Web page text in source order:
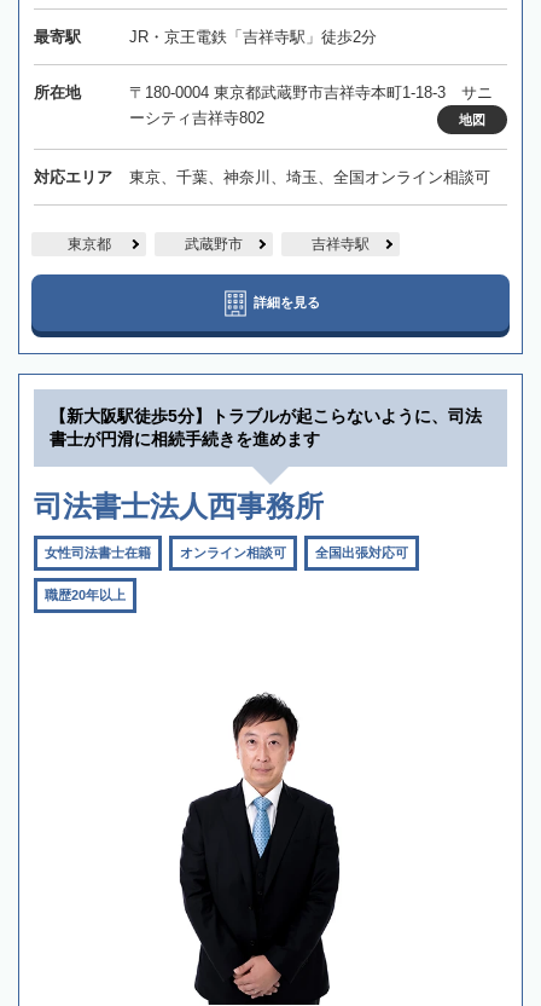
最寄駅 JR・京王電鉄「吉祥寺駅」徒歩2分
所在地
〒180-0004 東京都武蔵野市吉祥寺本町1-18-3 サニ
ーシティ吉祥寺802
地図
対応エリア 東京、千葉、神奈川、埼玉、全国オンライン相談可
東京都 武蔵野市 吉祥寺駅
詳細を見る
【新大阪駅徒歩5分】トラブルが起こらないように、司法
書士が円滑に相続手続きを進めます
司法書士法人西事務所
女性司法書士在籍 オンライン相談可 全国出張対応可
職歴20年以上